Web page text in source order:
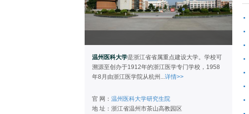
温州医科大学是浙江省省属重点建设大学。学校可
溯源至创办于1912年的浙江医学专门学校，1958
年8月由浙江医学院从杭州...详情>>
官 网： 温州医科大学研究生院
地 址：浙江省温州市茶山高教园区